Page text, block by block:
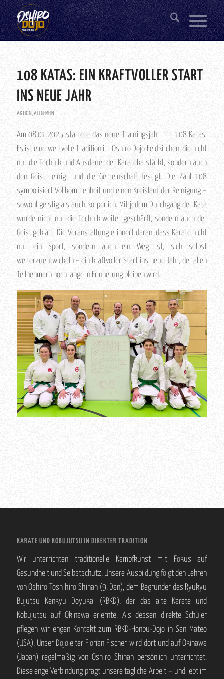
108 KATAS: EIN KRAFTVOLLER START
INS NEUE JAHR
AKTION,ALLGEMEIN
Am 08.01.2025 startete das neue Trainingsjahr mit 108 Katas.
Es ist eine wertvolle Tradition im Oshiro Dojo Feldkirchen, die nicht
nur die Technik und Ausdauer der Karateka stärkt, sondern auch
den Geist reinigt und die Gemeinschaft festigt. Die Zahl 108
symbolisiert Vollkommenheit und einen Kreislauf der Reinigung –
sowohl geistig als auch körperlich. Mit jedem Durchgang der Kata
wurde nicht nur die Technik weiter geschärft, sondern auch der
Geist geklärt. Die Veranstaltung erinnert daran, dass Karate nicht
nur ein Sport, sondern auch ein Weg ist, sich selbst
weiterzuentwickeln – ein kraftvoller Start ins neue Jahr, der allen
Teilnehmern noch lange in Erinnerung bleiben wird.
KARATE UND KOBUJUTSU IN DIREKTER TRADITION
Wir unterrichten traditionelle Kampfkunst mit Fokus auf
Gesundheit und Selbstschutz. Unsere Ausbildung folgt den Lehren
von Oshiro Toshihiro Shihan (9. Dan), dem Begründer des Ryukyu
Bujutsu Kenkyu Doyukai (RBKD), der das alte Karate und
Kobujutsu auf Okinawa erlernte. Als dessen direkte Schüler
pflegen wir engen Kontakt zum RBKD-Honbu-Dojo in San Mateo
(USA). Unser Dojoleiter Florian Fischer wird dort und auf Okinawa
(Japan) regelmäßig von Oshiro Shihan persönlich unterrichtet.
Diese enge Verbindung prägt unsere tägliche Arbeit – und lebt im